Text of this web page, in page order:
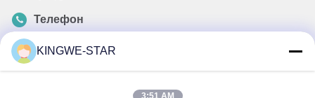
Телефон
KINGWE-STAR
3:51 AM